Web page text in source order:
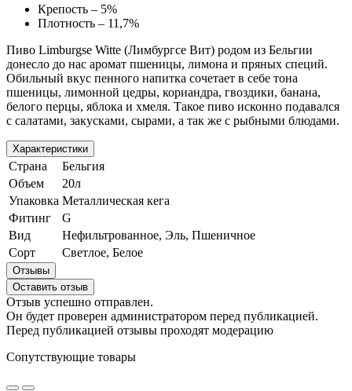
Крепость – 5%
Плотность – 11,7%
Пиво Limburgse Witte (Лимбургсе Вит) родом из Бельгии
донесло до нас аромат пшеницы, лимона и пряных специй.
Обильный вкус пенного напитка сочетает в себе тона
пшеницы, лимонной цедры, кориандра, гвоздики, банана,
белого перцы, яблока и хмеля. Такое пиво исконно подавался
с салатами, закусками, сырами, а так же с рыбными блюдами.
Характеристики
Страна
Бельгия
Объем
20л
Упаковка Металлическая кега
Фитинг
G
Вид
Нефильтрованное, Эль, Пшеничное
Сорт
Светлое, Белое
Отзывы
Оставить отзыв
Отзыв успешно отправлен.
Он будет проверен администратором перед публикацией.
Перед публикацией отзывы проходят модерацию
Сопутствующие товары